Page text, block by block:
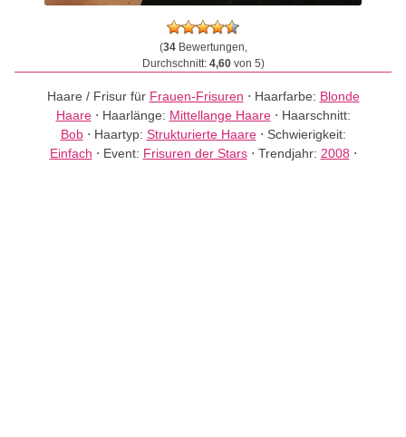
(34Bewertungen,
Durchschnitt: 4,60von 5)
Haare / Frisur für Frauen-Frisuren ⋅ Haarfarbe: Blonde
Haare⋅ Haarlänge: Mittellange Haare⋅ Haarschnitt:
Bob⋅ Haartyp: Strukturierte Haare⋅ Schwierigkeit:
Einfach ⋅ Event: Frisuren der Stars⋅ Trendjahr: 2008 ⋅